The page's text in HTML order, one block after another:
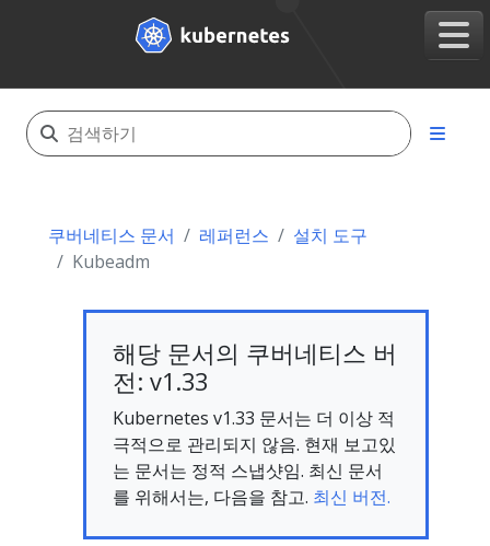
쿠버네티스 문서 레퍼런스
설치 도구
Kubeadm
해당 문서의 쿠버네티스 버
전: v1.33
Kubernetes v1.33 문서는 더 이상 적
극적으로 관리되지 않음. 현재 보고있
는 문서는 정적 스냅샷임. 최신 문서
를 위해서는, 다음을 참고. 최신 버전.